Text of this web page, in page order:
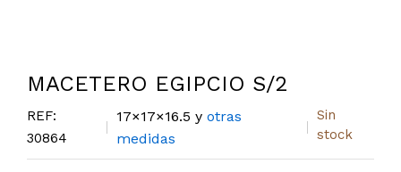
MACETERO EGIPCIO S/2
REF:
30864
17×17×16.5 yotras
medidas
Sin
stock